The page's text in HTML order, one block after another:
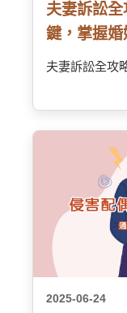
夫妻訴訟
鍵，掌握
夫妻訴訟全攻
2025-06-24